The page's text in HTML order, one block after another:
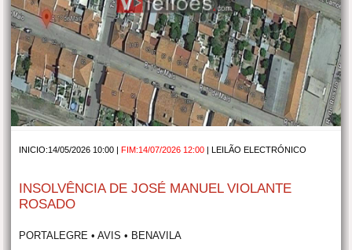
INICIO:14/05/2026 10:00 |FIM:14/07/2026 12:00 |LEILÃO ELECTRÓNICO
INSOLVÊNCIA DE JOSÉ MANUEL VIOLANTE
ROSADO
PORTALEGRE • AVIS • BENAVILA